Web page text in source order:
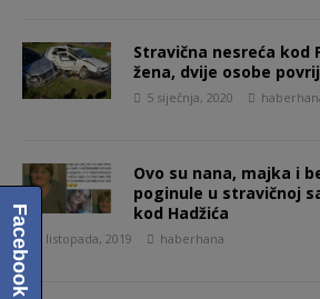
Stravična nesreća kod
žena, dvije osobe
5 siječnja, 2020
Ovo su nana, majka i
poginule u stravičnoj
kod Hadžića
1 listopada, 2019 haberhana
Facebook